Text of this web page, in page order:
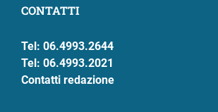
CONTATTI
Tel: 06.4993.2644
Tel: 06.4993.2021
Contatti redazione